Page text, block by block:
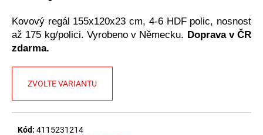
Kovový regál 155x120x23 cm, 4-6 HDF polic, nosnost
až 175 kg/polici. Vyrobeno v Německu. Doprava v ČR
zdarma.
ZVOLTE VARIANTU
Kód: 4115231214
u
j
e
m
e